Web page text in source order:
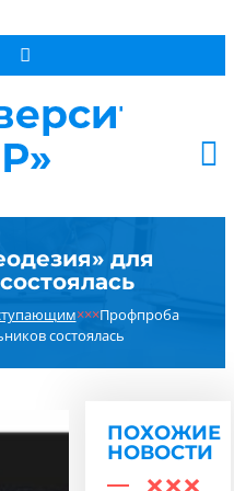
для
×××Профпроба
состоялась
ПОХОЖИЕ
НОВОСТИ